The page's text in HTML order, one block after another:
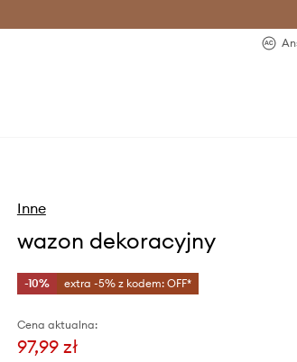
Inne
wazon dekoracyjny
-10% extra -5% z kodem: OFF*
Cena aktualna:
97,99 zł